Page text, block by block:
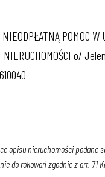
POMOC
NIERUCHOMOŚCI o/
opisu nieruchomości podane
do rokowań zgodnie z art. 71